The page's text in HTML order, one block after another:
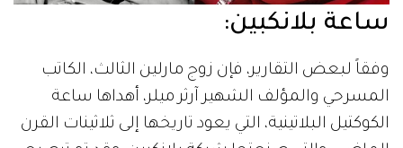
ساعة بلانكبين:
وفقاً لبعض التقارير، فإن زوج مارلين الثالث، الكاتب
المسرحي والمؤلف الشهير آرثر ميلر، أهداها ساعة
الكوكتيل البلاتينية، التي يعود تاريخها إلى ثلاثينات القرن